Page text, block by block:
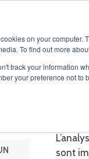
on your
To find out more
track your information
your preference not to
sont